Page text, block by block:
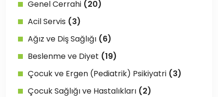
Genel Cerrahi (20)
Acil Servis (3)
Ağız ve Diş Sağlığı (6)
Beslenme ve Diyet (19)
Çocuk ve Ergen (Pediatrik) Psikiyatri (3)
Çocuk Sağlığı ve Hastalıkları (2)